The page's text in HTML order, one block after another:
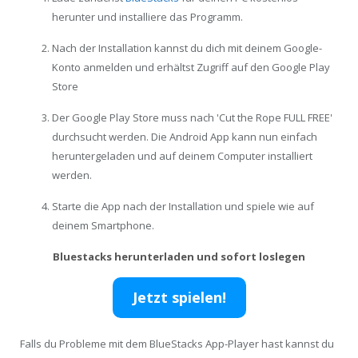
herunter und installiere das Programm.
Nach der Installation kannst du dich mit deinem Google-
Konto anmelden und erhältst Zugriff auf den Google Play
Store
Der Google Play Store muss nach 'Cut the Rope FULL FREE'
durchsucht werden. Die Android App kann nun einfach
heruntergeladen und auf deinem Computer installiert
werden.
Starte die App nach der Installation und spiele wie auf
deinem Smartphone.
Bluestacks herunterladen und sofort loslegen
Jetzt spielen!
Falls du Probleme mit dem BlueStacks App-Player hast kannst du